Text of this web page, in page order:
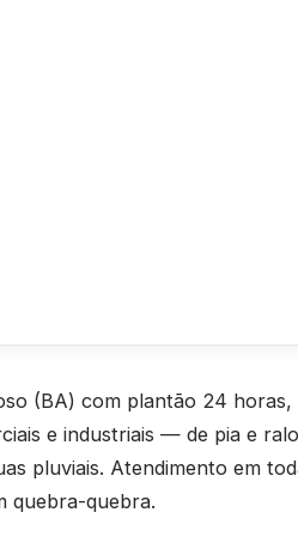
(BA) com plantão 24 horas,
e industriais — de pia e
pluviais. Atendimento em
quebra-quebra.